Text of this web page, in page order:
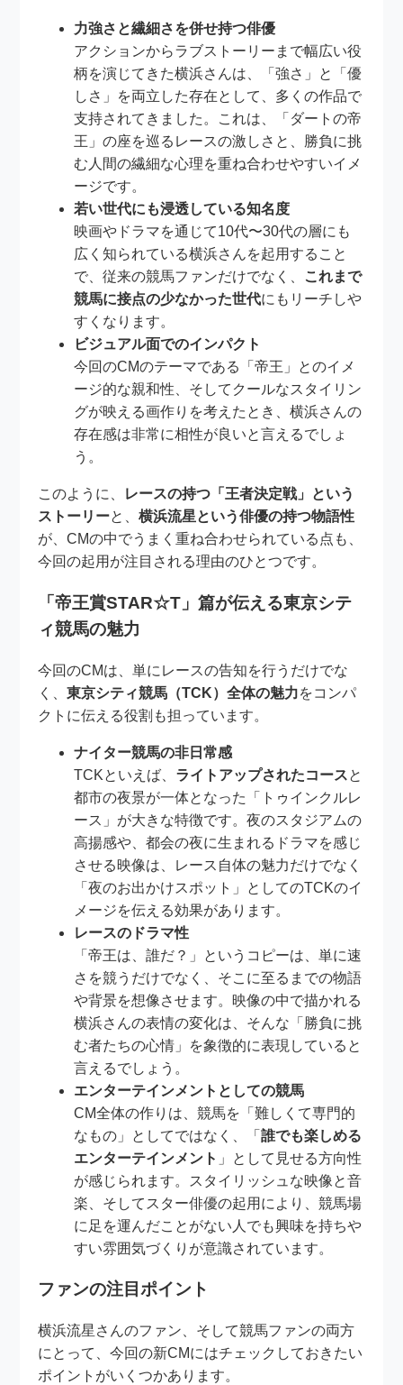
力強さと繊細さを併せ持つ俳優
アクションからラブストーリーまで幅広い役
柄を演じてきた横浜さんは、「強さ」と「優
しさ」を両立した存在として、多くの作品で
支持されてきました。これは、「ダートの帝
王」の座を巡るレースの激しさと、勝負に挑
む人間の繊細な心理を重ね合わせやすいイメ
ージです。
若い世代にも浸透している知名度
映画やドラマを通じて10代〜30代の層にも
広く知られている横浜さんを起用すること
で、従来の競馬ファンだけでなく、 これまで
競馬に接点の少なかった世代にもリーチしや
すくなります。
ビジュアル面でのインパクト
今回のCMのテーマである「帝王」とのイメ
ージ的な親和性、そしてクールなスタイリン
グが映える画作りを考えたとき、横浜さんの
存在感は非常に相性が良いと言えるでしょ
う。
このように、 レースの持つ「王者決定戦」という
ストーリーと、横浜流星という俳優の持つ物語性
が、CMの中でうまく重ね合わせられている点も、
今回の起用が注目される理由のひとつです。
「帝王賞STAR☆T」篇が伝える東京シテ
ィ競馬の魅力
今回のCMは、単にレースの告知を行うだけでな
く、東京シティ競馬（TCK）全体の魅力をコンパ
クトに伝える役割も担っています。
ナイター競馬の非日常感
TCKといえば、 ライトアップされたコースと
都市の夜景が一体となった「トゥインクルレ
ース」が大きな特徴です。夜のスタジアムの
高揚感や、都会の夜に生まれるドラマを感じ
させる映像は、レース自体の魅力だけでなく
「夜のお出かけスポット」としてのTCKのイ
メージを伝える効果があります。
レースのドラマ性
「帝王は、誰だ？」というコピーは、単に速
さを競うだけでなく、そこに至るまでの物語
や背景を想像させます。映像の中で描かれる
横浜さんの表情の変化は、そんな「勝負に挑
む者たちの心情」を象徴的に表現していると
言えるでしょう。
エンターテインメントとしての競馬
CM全体の作りは、競馬を「難しくて専門的
なもの」としてではなく、「誰でも楽しめる
エンターテインメント 」として見せる方向性
が感じられます。スタイリッシュな映像と音
楽、そしてスター俳優の起用により、競馬場
に足を運んだことがない人でも興味を持ちや
すい雰囲気づくりが意識されています。
ファンの注目ポイント
横浜流星さんのファン、そして競馬ファンの両方
にとって、今回の新CMにはチェックしておきたい
ポイントがいくつかあります。